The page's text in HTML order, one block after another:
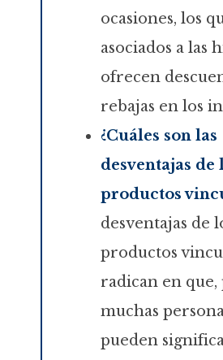
ocasiones, los
asociados a las
ofrecen
rebajas en los
¿Cuáles son las
desventajas de
productos
desventajas de
productos
radican en que,
muchas
pueden